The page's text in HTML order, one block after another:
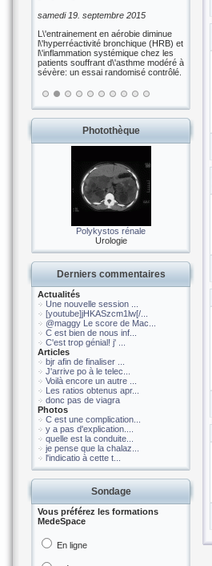
samedi 19. septembre 2015
L\'entrainement en aérobie diminue
l\'hyperréactivité bronchique (HRB) et
l\'inflammation systémique chez les
patients souffrant d\'asthme modéré à
sévère: un essai randomisé contrôlé.
Photothèque
Polykystos rénale
Urologie
Derniers commentaires
Actualités
Une nouvelle session ...
[youtube]jHKASzcm1lw[/...
@maggy Le score de Mac...
C est bien de nous inf...
C'est trop génial! j' ...
Articles
bjr afin de finaliser ...
J'arrive po à le telec...
Voilà encore un autre ...
Les ratios obtenus apr...
donc pas de viagra
Photos
C est une complication...
y a pas d'explication....
quelle est la conduite...
je pense que la chalaz...
l'indicatio à cette t...
Sondage
Vous préférez les formations
MedeSpace
En ligne